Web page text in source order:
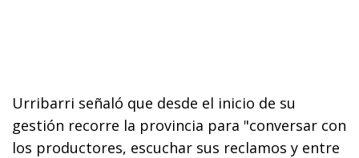
Urribarri señaló que desde el inicio de su
gestión recorre la provincia para "conversar con
los productores, escuchar sus reclamos y entre